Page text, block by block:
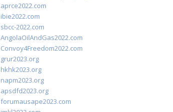
aprce2022.com
ibie2022.com
sbcc-2022.com
AngolaOilAndGas2022.com
Convoy4Freedom2022.com
grur2023.org
hkhk2023.org
napm2023.org
apsdfd2023.org
forumausape2023.com